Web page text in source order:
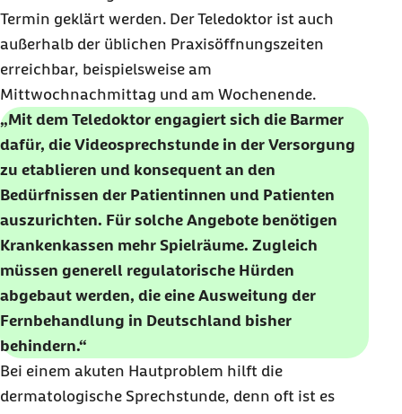
Termin geklärt werden. Der Teledoktor ist auch
außerhalb der üblichen Praxisöffnungszeiten
erreichbar, beispielsweise am
Mittwochnachmittag und am Wochenende.
„Mit dem Teledoktor engagiert sich die Barmer
dafür, die Videosprechstunde in der Versorgung
zu etablieren und konsequent an den
Bedürfnissen der Patientinnen und Patienten
auszurichten. Für solche Angebote benötigen
Krankenkassen mehr Spielräume. Zugleich
müssen generell regulatorische Hürden
abgebaut werden, die eine Ausweitung der
Fernbehandlung in Deutschland bisher
behindern.“
Bei einem akuten Hautproblem hilft die
dermatologische Sprechstunde, denn oft ist es